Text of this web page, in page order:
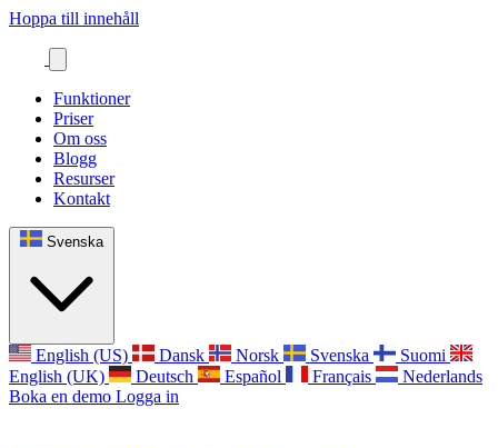
Hoppa till innehåll
Funktioner
Priser
Om oss
Blogg
Resurser
Kontakt
Svenska
English (US) Dansk Norsk Svenska
Suomi
English (UK)
Deutsch Español Français
Nederlands
Boka en demo Logga in